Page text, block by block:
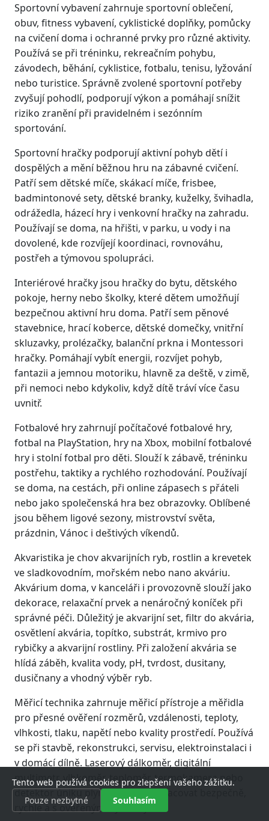
Sportovní vybavení zahrnuje sportovní oblečení,
obuv, fitness vybavení, cyklistické doplňky, pomůcky
na cvičení doma i ochranné prvky pro různé aktivity.
Používá se při tréninku, rekreačním pohybu,
závodech, běhání, cyklistice, fotbalu, tenisu, lyžování
nebo turistice. Správně zvolené sportovní potřeby
zvyšují pohodlí, podporují výkon a pomáhají snížit
riziko zranění při pravidelném i sezónním
sportování.
Sportovní hračky podporují aktivní pohyb dětí i
dospělých a mění běžnou hru na zábavné cvičení.
Patří sem dětské míče, skákací míče, frisbee,
badmintonové sety, dětské branky, kuželky, švihadla,
odrážedla, házecí hry i venkovní hračky na zahradu.
Používají se doma, na hřišti, v parku, u vody i na
dovolené, kde rozvíjejí koordinaci, rovnováhu,
postřeh a týmovou spolupráci.
Interiérové hračky jsou hračky do bytu, dětského
pokoje, herny nebo školky, které dětem umožňují
bezpečnou aktivní hru doma. Patří sem pěnové
stavebnice, hrací koberce, dětské domečky, vnitřní
skluzavky, prolézačky, balanční prkna i Montessori
hračky. Pomáhají vybít energii, rozvíjet pohyb,
fantazii a jemnou motoriku, hlavně za deště, v zimě,
při nemoci nebo kdykoliv, když dítě tráví více času
uvnitř.
Fotbalové hry zahrnují počítačové fotbalové hry,
fotbal na PlayStation, hry na Xbox, mobilní fotbalové
hry i stolní fotbal pro děti. Slouží k zábavě, tréninku
postřehu, taktiky a rychlého rozhodování. Používají
se doma, na cestách, při online zápasech s přáteli
nebo jako společenská hra bez obrazovky. Oblíbené
jsou během ligové sezony, mistrovství světa,
prázdnin, Vánoc i deštivých víkendů.
Akvaristika je chov akvarijních ryb, rostlin a krevetek
ve sladkovodním, mořském nebo nano akváriu.
Akvárium doma, v kanceláři i provozovně slouží jako
dekorace, relaxační prvek a nenáročný koníček při
správné péči. Důležitý je akvarijní set, filtr do akvária,
osvětlení akvária, topítko, substrát, krmivo pro
rybičky a akvarijní rostliny. Při založení akvária se
hlídá záběh, kvalita vody, pH, tvrdost, dusitany,
dusičnany a vhodný výběr ryb.
Měřicí technika zahrnuje měřicí přístroje a měřidla
pro přesné ověření rozměrů, vzdálenosti, teploty,
vlhkosti, tlaku, napětí nebo kvality prostředí. Používá
se při stavbě, rekonstrukci, servisu, elektroinstalaci i
v domácí dílně. Laserový dálkoměr, digitální
multimetr, vlhkoměr, teploměr, termokamera nebo
detektor úniku plynu pomáhají pracovat bezpečně,
rychle a s ověřenými výsledky.
Tento web používá cookies pro zlepšení vašeho zážitku.
Pouze nezbytné
Souhlasím